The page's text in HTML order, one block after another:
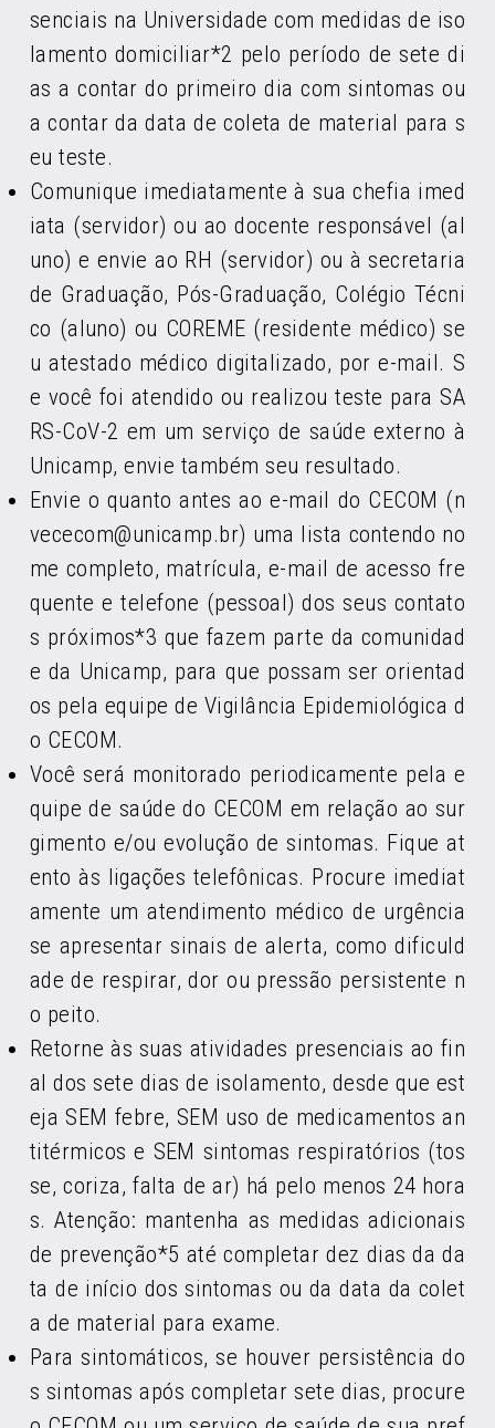
senciais na Universidade com medidas de iso
lamento domiciliar*2 pelo período de sete di
as a contar do primeiro dia com sintomas ou
a contar da data de coleta de material para s
eu teste.
Comunique imediatamente à sua chefia imed
iata (servidor) ou ao docente responsável (al
uno) e envie ao RH (servidor) ou à secretaria
de Graduação, Pós-Graduação, Colégio Técni
co (aluno) ou COREME (residente médico) se
u atestado médico digitalizado, por e-mail. S
e você foi atendido ou realizou teste para SA
RS-CoV-2 em um serviço de saúde externo à
Unicamp, envie também seu resultado.
Envie o quanto antes ao e-mail do CECOM (n
vececom@unicamp.br) uma lista contendo no
me completo, matrícula, e-mail de acesso fre
quente e telefone (pessoal) dos seus contato
s próximos*3 que fazem parte da comunidad
e da Unicamp, para que possam ser orientad
os pela equipe de Vigilância Epidemiológica d
o CECOM.
Você será monitorado periodicamente pela e
quipe de saúde do CECOM em relação ao sur
gimento e/ou evolução de sintomas. Fique at
ento às ligações telefônicas. Procure imediat
amente um atendimento médico de urgência
se apresentar sinais de alerta, como dificuld
ade de respirar, dor ou pressão persistente n
o peito.
Retorne às suas atividades presenciais ao fin
al dos sete dias de isolamento, desde que est
eja SEM febre, SEM uso de medicamentos an
titérmicos e SEM sintomas respiratórios (tos
se, coriza, falta de ar) há pelo menos 24 hora
s. Atenção: mantenha as medidas adicionais
de prevenção*5 até completar dez dias da da
ta de início dos sintomas ou da data da colet
a de material para exame.
Para sintomáticos, se houver persistência do
s sintomas após completar sete dias, procure